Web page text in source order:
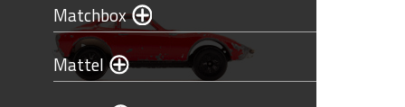
Matchbox
Mattel